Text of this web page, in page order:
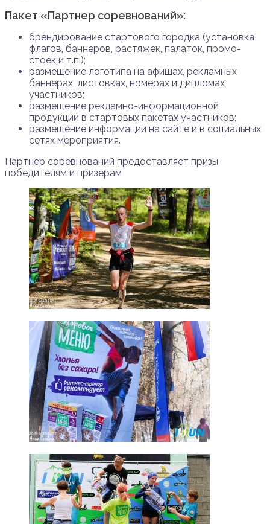
Пакет «Партнер соревнований»:
брендирование стартового городка (установка
флагов, баннеров, растяжек, палаток, промо-
стоек и т.п.);
размещение логотипа на афишах, рекламных
баннерах, листовках, номерах и дипломах
участников;
размещение рекламно-информационной
продукции в стартовых пакетах участников;
размещение информации на сайте и в социальных
сетях мероприятия.
Партнер соревнований предоставляет призы
победителям и призерам